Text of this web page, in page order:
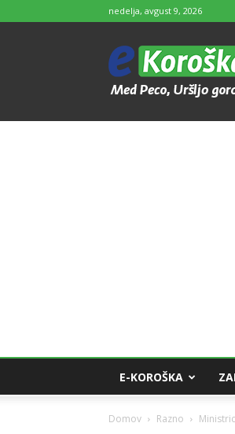
nedelja, avgust 9, 2026
e-
Koroška
E-KOROŠKA
Domov Razno